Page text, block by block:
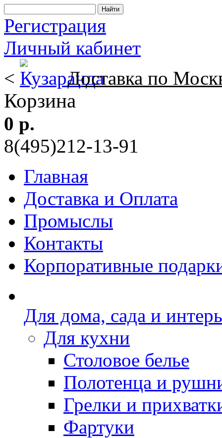
Регистрация
Личный кабинет
<
Доставка по
Корзина
0 р.
8(495)212-13-91
Главная
Доставка и Оплата
Промыслы
Контакты
Корпоративные
Для дома, сада и
Для кухни
Столовое белье
Полотенца и
Грелки и
Фартуки